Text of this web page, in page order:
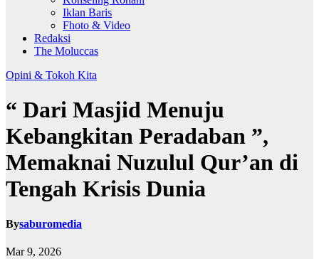
Iklan Baris
Fhoto & Video
Redaksi
The Moluccas
Opini & Tokoh Kita
“ Dari Masjid Menuju
Kebangkitan Peradaban ”,
Memaknai Nuzulul Qur’an di
Tengah Krisis Dunia
Bysaburomedia
Mar 9, 2026